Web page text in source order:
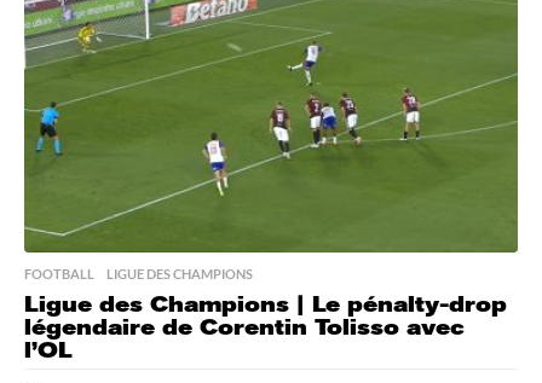
a
g
FOOTBALL ,LIGUE DES CHAMPIONS
Ligue des Champions | Le pénalty-drop
légendaire de Corentin Tolisso avec
l’OL